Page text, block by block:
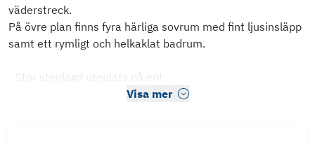
väderstreck.
På övre plan finns fyra härliga sovrum med fint ljusinsläpp
samt ett rymligt och helkaklat badrum.
- Stor stenlagd uteplats på ent
Visa mer